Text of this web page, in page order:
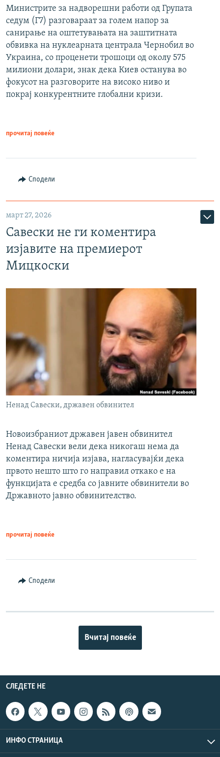
Министрите за надворешни работи од Групата
седум (Г7) разговараат за голем напор за
санирање на оштетувањата на заштитната
обвивка на нуклеарната централа Чернобил во
Украина, со проценети трошоци од околу 575
милиони долари, знак дека Киев останува во
фокусот на разговорите на високо ниво и
покрај конкурентните глобални кризи.
прочитај повеќе
Сподели
март 27, 2026
Савески не ги коментира
изјавите на премиерот
Мицкоски
Ненад Савески, државен обвинител
Новоизбраниот државен јавен обвинител
Ненад Савески вели дека никогаш нема да
коментира ничија изјава, нагласувајќи дека
првото нешто што го направил откако е на
функцијата е средба со јавните обвинители во
Државното јавно обвинителство.
прочитај повеќе
Сподели
Вчитај повеќе
СЛЕДЕТЕ НЕ
ИНФО СТРАНИЦА